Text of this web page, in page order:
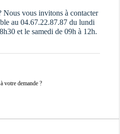
Nous vous invitons à contacter
au 04.67.22.87.87 du lundi
et le samedi de 09h à 12h.
votre demande ?